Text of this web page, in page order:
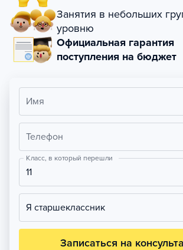
Занятия в небольших
уровню
Официальная гарантия
поступления на бюджет
Имя
Телефон
Класс, в который перешли
11
Я старшеклассник
Записаться на